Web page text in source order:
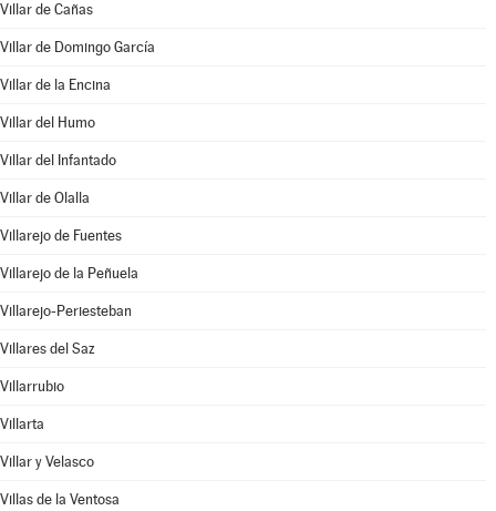
Villar de Cañas
Villar de Domingo García
Villar de la Encina
Villar del Humo
Villar del Infantado
Villar de Olalla
Villarejo de Fuentes
Villarejo de la Peñuela
Villarejo-Periesteban
Villares del Saz
Villarrubio
Villarta
Villar y Velasco
Villas de la Ventosa